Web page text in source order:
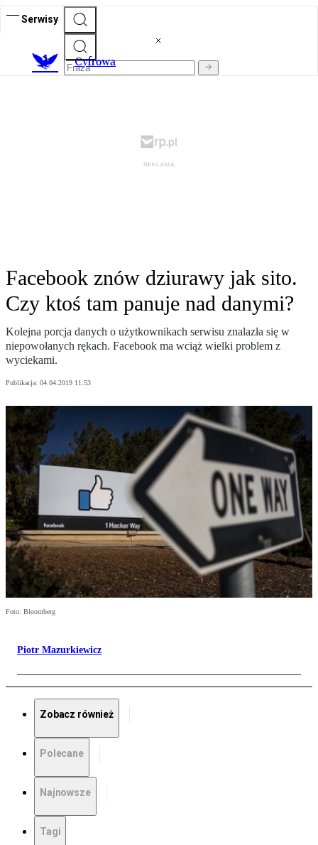
Serwisy
Cyfrowa
Facebook znów dziurawy jak sito.
Czy ktoś tam panuje nad danymi?
Kolejna porcja danych o użytkownikach serwisu znalazła się w
niepowołanych rękach. Facebook ma wciąż wielki problem z
wyciekami.
Publikacja: 04.04.2019 11:53
Foto: Bloomberg
Piotr Mazurkiewicz
Zobacz również
Polecane
Najnowsze
Tagi